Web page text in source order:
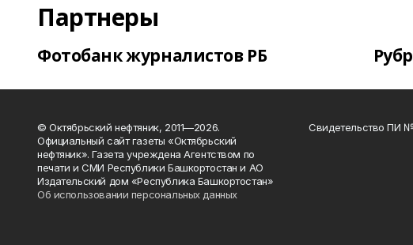
Партнеры
Фотобанк журналистов РБ
© Октябрьский нефтяник, 2011—2026.
Официальный сайт газеты «Октябрьский
нефтяник». Газета учреждена Агентством по
печати и СМИ Республики Башкортостан и АО
Издательский дом «Республика Башкортостан»
Об использовании персональных данных
Свидетельство ПИ